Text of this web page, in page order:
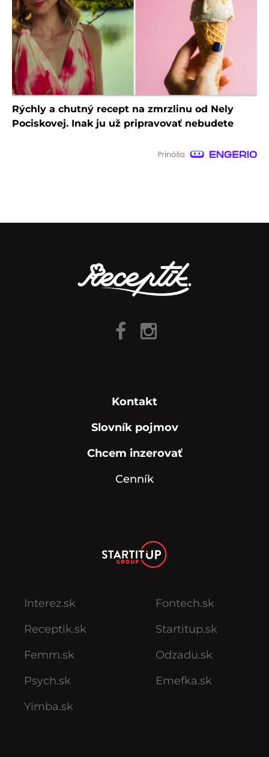
Rýchly a chutný recept na zmrzlinu od Nely
Pociskovej. Inak ju už pripravovať nebudete
Kontakt
Slovník pojmov
Chcem inzerovať
Cenník
Interez.sk
Receptik.sk
Femm.sk
Psych.sk
Yimba.sk
Fontech.sk
Startitup.sk
Odzadu.sk
Emefka.sk